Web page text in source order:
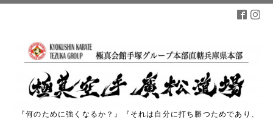
『何のために強くなるか？』『それは自分に打ち勝つためであり、